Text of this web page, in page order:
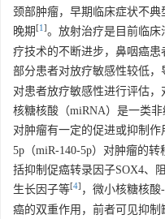
颈部肿瘤，早期临床症状不
晚期 [1 ]。放射治疗是目前临
疗技术的不断进步，鼻咽癌
部分患者对放疗敏感性较低，
对患者放疗敏感性进行评估
核糖核酸（miRNA）是一类
对肿瘤有一定的促进或抑制作
5p（miR-140-5p）对肿瘤的
括抑制促癌转录因子SOX4、
生长因子等[4] ，微小核糖核酸
癌的双重作用，前者可见抑